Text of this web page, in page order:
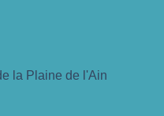
la Plaine de l'Ain